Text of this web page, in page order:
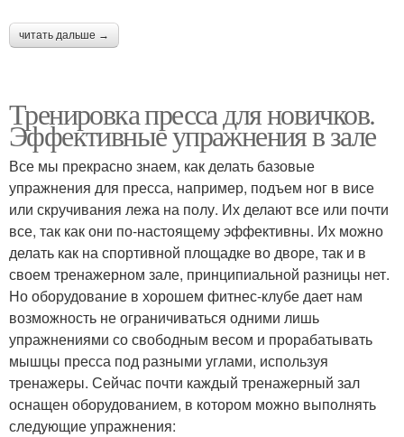
читать дальше →
Тренировка пресса для новичков.
Эффективные упражнения в зале
Все мы прекрасно знаем, как делать базовые
упражнения для пресса, например, подъем ног в висе
или скручивания лежа на полу. Их делают все или почти
все, так как они по-настоящему эффективны. Их можно
делать как на спортивной площадке во дворе, так и в
своем тренажерном зале, принципиальной разницы нет.
Но оборудование в хорошем фитнес-клубе дает нам
возможность не ограничиваться одними лишь
упражнениями со свободным весом и прорабатывать
мышцы пресса под разными углами, используя
тренажеры. Сейчас почти каждый тренажерный зал
оснащен оборудованием, в котором можно выполнять
следующие упражнения: